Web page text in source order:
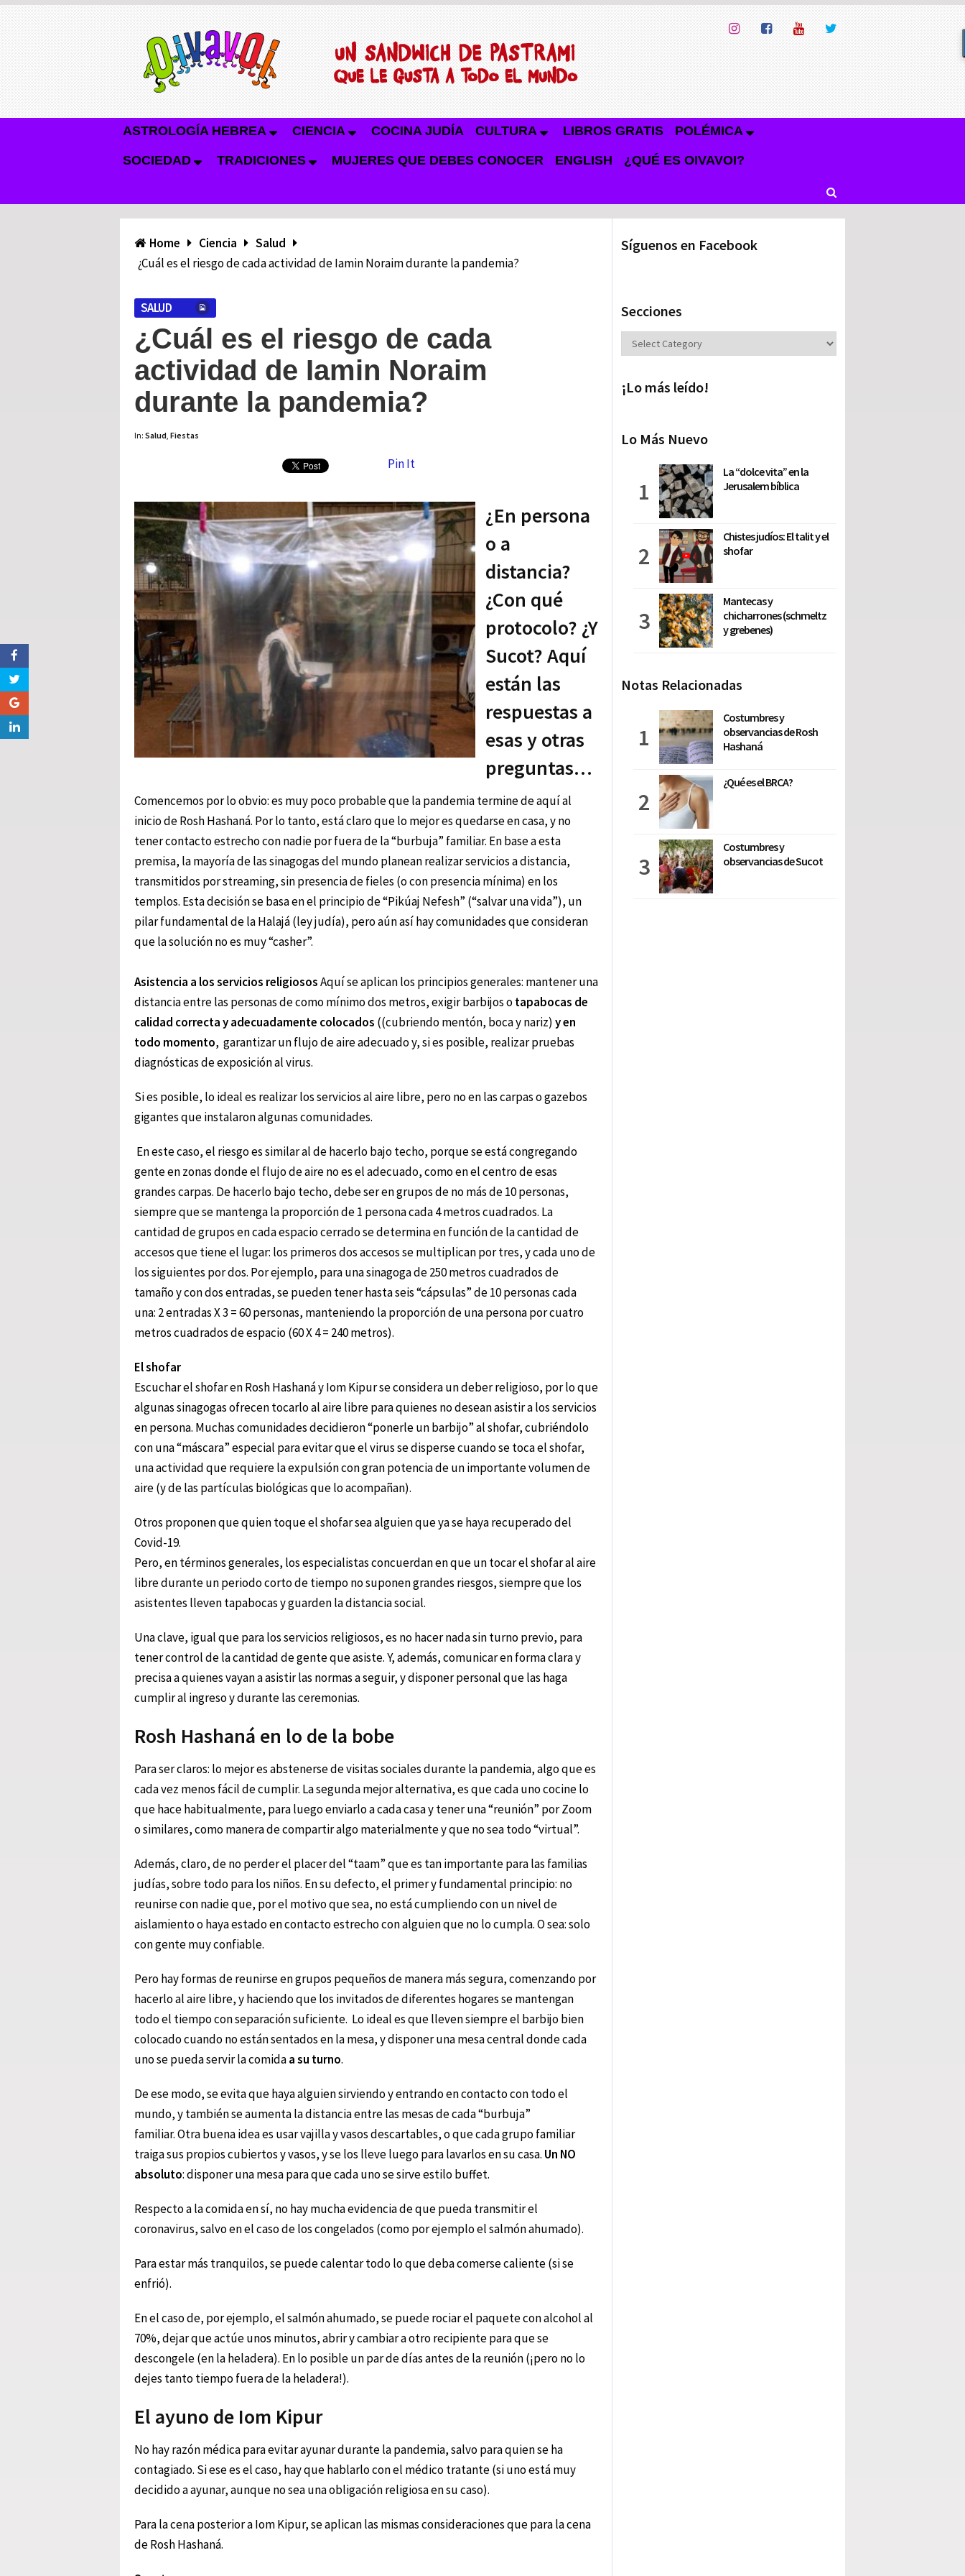
ASTROLOGÍA HEBREA CIENCIA COCINA JUDÍA CULTURA LIBROS GRATIS POLÉMICA
SOCIEDAD TRADICIONES MUJERES QUE DEBES CONOCER ENGLISH ¿QUÉ ES OIVAVOI?
Home Ciencia
Salud
¿Cuál es el riesgo de cada actividad de Iamin Noraim durante la pandemia?
SALUD
¿Cuál es el riesgo de cada
actividad de Iamin Noraim
durante la pandemia?
In: Salud, Fiestas
Pin It
¿En persona
o a
distancia?
¿Con qué
protocolo? ¿Y
Sucot? Aquí
están las
respuestas a
esas y otras
preguntas…
Comencemos por lo obvio: es muy poco probable que la pandemia termine de aquí al
inicio de Rosh Hashaná. Por lo tanto, está claro que lo mejor es quedarse en casa, y no
tener contacto estrecho con nadie por fuera de la “burbuja” familiar. En base a esta
premisa, la mayoría de las sinagogas del mundo planean realizar servicios a distancia,
transmitidos por streaming, sin presencia de fieles (o con presencia mínima) en los
templos. Esta decisión se basa en el principio de “Pikúaj Nefesh” (“salvar una vida”), un
pilar fundamental de la Halajá (ley judía), pero aún así hay comunidades que consideran
que la solución no es muy “casher”.
Asistencia a los servicios religiososAquí se aplican los principios generales: mantener una
distancia entre las personas de como mínimo dos metros, exigir barbijos otapabocas de
calidad correcta y adecuadamente colocados ((cubriendo mentón, boca y nariz) y en
todo momento, garantizar un flujo de aire adecuado y, si es posible, realizar pruebas
diagnósticas de exposición al virus.
Si es posible, lo ideal es realizar los servicios al aire libre, pero no en las carpas o gazebos
gigantes que instalaron algunas comunidades.
En este caso, el riesgo es similar al de hacerlo bajo techo, porque se está congregando
gente en zonas donde el flujo de aire no es el adecuado, como en el centro de esas
grandes carpas. De hacerlo bajo techo, debe ser en grupos de no más de 10 personas,
siempre que se mantenga la proporción de 1 persona cada 4 metros cuadrados. La
cantidad de grupos en cada espacio cerrado se determina en función de la cantidad de
accesos que tiene el lugar: los primeros dos accesos se multiplican por tres, y cada uno de
los siguientes por dos. Por ejemplo, para una sinagoga de 250 metros cuadrados de
tamaño y con dos entradas, se pueden tener hasta seis “cápsulas” de 10 personas cada
una: 2 entradas X 3 = 60 personas, manteniendo la proporción de una persona por cuatro
metros cuadrados de espacio (60 X 4 = 240 metros).
El shofar
Escuchar el shofar en Rosh Hashaná y Iom Kipur se considera un deber religioso, por lo que
algunas sinagogas ofrecen tocarlo al aire libre para quienes no desean asistir a los servicios
en persona. Muchas comunidades decidieron “ponerle un barbijo” al shofar, cubriéndolo
con una “máscara” especial para evitar que el virus se disperse cuando se toca el shofar,
una actividad que requiere la expulsión con gran potencia de un importante volumen de
aire (y de las partículas biológicas que lo acompañan).
Otros proponen que quien toque el shofar sea alguien que ya se haya recuperado del
Covid-19.
Pero, en términos generales, los especialistas concuerdan en que un tocar el shofar al aire
libre durante un periodo corto de tiempo no suponen grandes riesgos, siempre que los
asistentes lleven tapabocas y guarden la distancia social.
Una clave, igual que para los servicios religiosos, es no hacer nada sin turno previo, para
tener control de la cantidad de gente que asiste. Y, además, comunicar en forma clara y
precisa a quienes vayan a asistir las normas a seguir, y disponer personal que las haga
cumplir al ingreso y durante las ceremonias.
Rosh Hashaná en lo de la bobe
Para ser claros: lo mejor es abstenerse de visitas sociales durante la pandemia, algo que es
cada vez menos fácil de cumplir. La segunda mejor alternativa, es que cada uno cocine lo
que hace habitualmente, para luego enviarlo a cada casa y tener una “reunión” por Zoom
o similares, como manera de compartir algo materialmente y que no sea todo “virtual”.
Además, claro, de no perder el placer del “taam” que es tan importante para las familias
judías, sobre todo para los niños. En su defecto, el primer y fundamental principio: no
reunirse con nadie que, por el motivo que sea, no está cumpliendo con un nivel de
aislamiento o haya estado en contacto estrecho con alguien que no lo cumpla. O sea: solo
con gente muy confiable.
Pero hay formas de reunirse en grupos pequeños de manera más segura, comenzando por
hacerlo al aire libre, y haciendo que los invitados de diferentes hogares se mantengan
todo el tiempo con separación suficiente. Lo ideal es que lleven siempre el barbijo bien
colocado cuando no están sentados en la mesa, y disponer una mesa central donde cada
uno se pueda servir la comidaa su turno.
De ese modo, se evita que haya alguien sirviendo y entrando en contacto con todo el
mundo, y también se aumenta la distancia entre las mesas de cada “burbuja”
familiar. Otra buena idea es usar vajilla y vasos descartables, o que cada grupo familiar
traiga sus propios cubiertos y vasos, y se los lleve luego para lavarlos en su casa. Un NO
absoluto: disponer una mesa para que cada uno se sirve estilo buffet.
Respecto a la comida en sí, no hay mucha evidencia de que pueda transmitir el
coronavirus, salvo en el caso de los congelados (como por ejemplo el salmón ahumado).
Para estar más tranquilos, se puede calentar todo lo que deba comerse caliente (si se
enfrió).
En el caso de, por ejemplo, el salmón ahumado, se puede rociar el paquete con alcohol al
70%, dejar que actúe unos minutos, abrir y cambiar a otro recipiente para que se
descongele (en la heladera). En lo posible un par de días antes de la reunión (¡pero no lo
dejes tanto tiempo fuera de la heladera!).
El ayuno de Iom Kipur
No hay razón médica para evitar ayunar durante la pandemia, salvo para quien se ha
contagiado. Si ese es el caso, hay que hablarlo con el médico tratante (si uno está muy
decidido a ayunar, aunque no sea una obligación religiosa en su caso).
Para la cena posterior a Iom Kipur, se aplican las mismas consideraciones que para la cena
de Rosh Hashaná.
Síguenos en Facebook
Secciones
Secciones
¡Lo más leído!
Lo Más Nuevo
La “dolce vita” en la
Jerusalem bíblica
Chistes judíos: El talit y el
shofar
Mantecas y
chicharrones (schmeltz
y grebenes)
Notas Relacionadas
Costumbres y
observancias de Rosh
Hashaná
¿Qué es el BRCA?
Costumbres y
observancias de Sucot